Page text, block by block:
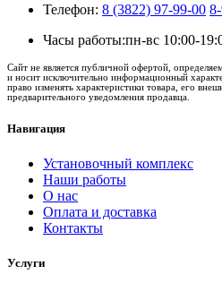
Телефон: 8 (3822) 97-99-00
Часы работы:пн-вс 10:00-
Сайт не является публичной офертой,
и носит исключительно информационный
право изменять характеристики товара, его
предварительного уведомления продавца.
Навигация
Установочный комплекс
Наши работы
О нас
Оплата и доставка
Контакты
Услуги